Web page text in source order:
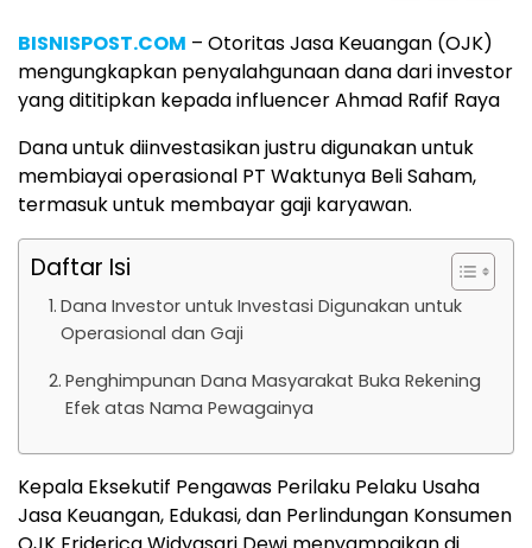
BISNISPOST.COM – Otoritas Jasa Keuangan (OJK)
mengungkapkan penyalahgunaan dana dari investor
yang dititipkan kepada influencer Ahmad Rafif Raya
Dana untuk diinvestasikan justru digunakan untuk
membiayai operasional PT Waktunya Beli Saham,
termasuk untuk membayar gaji karyawan.
Daftar Isi
Dana Investor untuk Investasi Digunakan untuk
Operasional dan Gaji
Penghimpunan Dana Masyarakat Buka Rekening
Efek atas Nama Pewagainya
Kepala Eksekutif Pengawas Perilaku Pelaku Usaha
Jasa Keuangan, Edukasi, dan Perlindungan Konsumen